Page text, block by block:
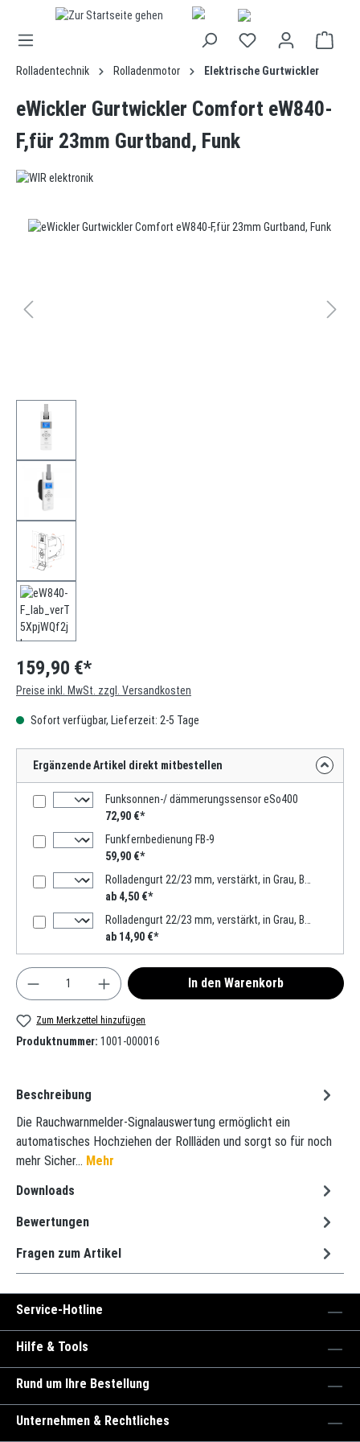
springen
Rolladentechnik Rolladenmotor Elektrische Gurtwickler
eWickler Gurtwickler Comfort eW840-
F,für 23mm Gurtband, Funk
Bildergalerie überspringen
159,90 €*
Preise inkl. MwSt. zzgl. Versandkosten
Sofort verfügbar, Lieferzeit: 2-5 Tage
Ergänzende Artikel direkt mitbestellen
Funksonnen-/ dämmerungssensor eSo400
72,90 €*
Funkfernbedienung FB-9
59,90 €*
ab 4,50 €*
ab 14,90 €*
Produkt Anzahl: Gib den gewünschten Wert ein
In den Warenkorb
Zum Merkzettel hinzufügen
Produktnummer: 1001-000016
Beschreibung
Die Rauchwarnmelder-Signalauswertung ermöglicht ein
automatisches Hochziehen der Rollläden und sorgt so für noch
mehr Sicher… Mehr
Downloads
Bewertungen
Fragen zum Artikel
Service-Hotline
Hilfe & Tools
Rund um Ihre Bestellung
Unternehmen & Rechtliches